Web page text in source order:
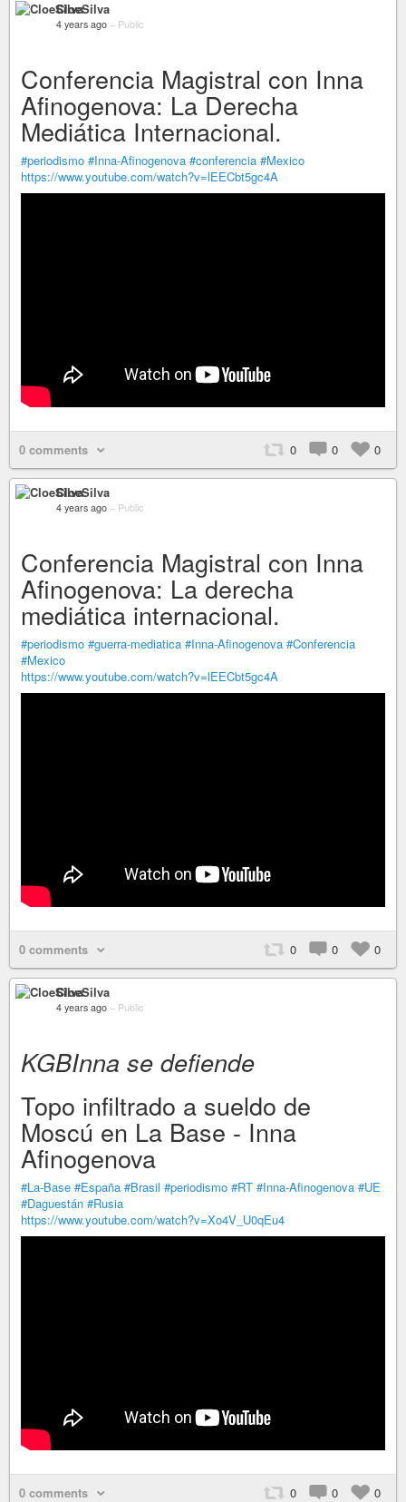
CloeSilva
4 years ago – Public
Conferencia Magistral con Inna
Afinogenova: La Derecha
Mediática Internacional.
#periodismo #Inna-Afinogenova #conferencia #Mexico
https://www.youtube.com/watch?v=lEECbt5gc4A
0 comments 0 0 0
CloeSilva
4 years ago – Public
Conferencia Magistral con Inna
Afinogenova: La derecha
mediática internacional.
#periodismo #guerra-mediatica #Inna-Afinogenova #Conferencia
#Mexico
https://www.youtube.com/watch?v=lEECbt5gc4A
0 comments 0 0 0
CloeSilva
4 years ago – Public
KGBInna se defiende
Topo infiltrado a sueldo de
Moscú en La Base - Inna
Afinogenova
#La-Base #España #Brasil #periodismo #RT #Inna-Afinogenova #UE
#Daguestán #Rusia
https://www.youtube.com/watch?v=Xo4V_U0qEu4
0 comments 0 0 0